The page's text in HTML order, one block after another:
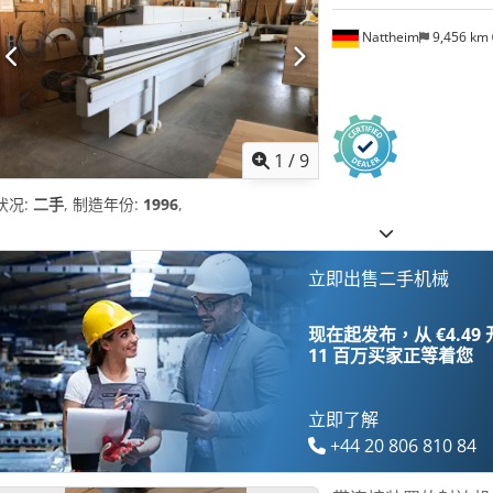
1 /9
Nattheim 9,456 km
况: 二手, 制造年份: 1996,
立即出售二手机械
现在起发布，从 €4.49
11 百万买家正等着您
立即了解
+44 20 806 810 84